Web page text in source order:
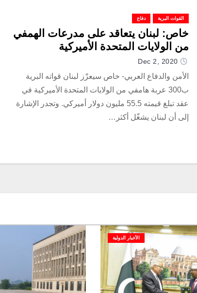
القوات البرية دفاع
خاص: لبنان يتعاقد على مدرعات الهمفي
من الولايات المتحدة الأميركية
Dec 2, 2020
الأمن والدفاع العربي- خاص سيعزّز لبنان قواته البرية
ب300 عربة هامفي من الولايات المتحدة الأميركية في
عقد تبلغ قيمته 55.5 مليون دولار أميركي. وتجدر الإشارة
إلى أن لبنان يشغّل أكثر…
الأخبار الدولية